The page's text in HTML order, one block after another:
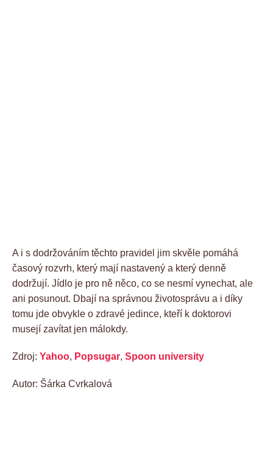
A i s dodržováním těchto pravidel jim skvěle pomáhá
časový rozvrh, který mají nastavený a který denně
dodržují. Jídlo je pro ně něco, co se nesmí vynechat, ale
ani posunout. Dbají na správnou životosprávu a i díky
tomu jde obvykle o zdravé jedince, kteří k doktorovi
musejí zavítat jen málokdy.
Zdroj: Yahoo, Popsugar, Spoon university
Autor: Šárka Cvrkalová